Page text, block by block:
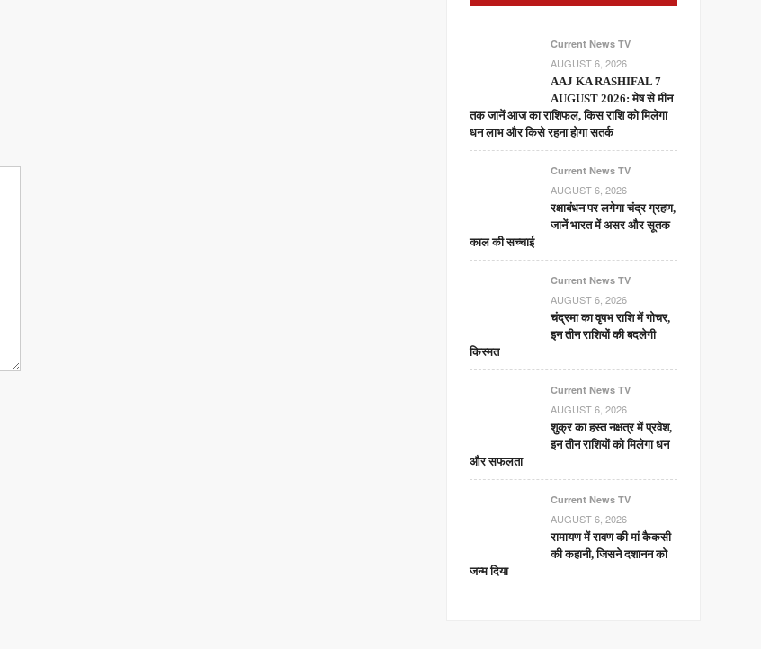
Current News TV
AUGUST 6, 2026
AAJ KA RASHIFAL 7
AUGUST 2026: मेष से मीन
तक जानें आज का राशिफल, किस राशि को मिलेगा
धन लाभ और किसे रहना होगा सतर्क
Current News TV
AUGUST 6, 2026
रक्षाबंधन पर लगेगा चंद्र ग्रहण,
जानें भारत में असर और सूतक
काल की सच्चाई
Current News TV
AUGUST 6, 2026
चंद्रमा का वृषभ राशि में गोचर,
इन तीन राशियों की बदलेगी
किस्मत
Current News TV
AUGUST 6, 2026
शुक्र का हस्त नक्षत्र में प्रवेश,
इन तीन राशियों को मिलेगा धन
और सफलता
Current News TV
AUGUST 6, 2026
रामायण में रावण की मां कैकसी
की कहानी, जिसने दशानन को
जन्म दिया